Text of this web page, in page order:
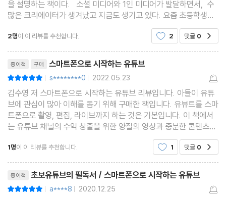
02 키네마스터(KineMaster)로 편집하기
04 편집의 순서를 알아보자
05 짧은 영상 편집하기
06 느낌을 살려 화면을 전환하자
07 영상의 색감과 밝기를 조정해보자
08 영상의 속도를 바꿔보자
09 눈에 띄는 자막 만들기 #폰트 바꾸기 #자막바 #자막효과
10 이미지를 따라다니는 자막 만들기
11 음향을 조절하자 #음향분리 #페이드인 #페이드아웃
12 손쉽게 입히는 내레이션 #음성변조는 덤
13 모자이크 효과, 앱으로도 문제없다
14 게임 방송은 리뷰 방송은 PIP를 활용하자
을 설명하는 책이다. 소셜 미디어와 1인 미디어가 발달하면서, 수
많은 크리에이터가 생겨났고 지금도 생기고 있다. 요즘 초등학생들
큼 1인 미디어에 대한 관심이 높아졌
2명이 이 리뷰를 추천합니다. 2 댓글 0
종이책 구매 스마트폰으로 시작하는 유튜브
| s********0 | 2022.05.23
김수영 저 스마트폰으로 시작하는 유튜브 리뷰입니다. 아들이 유튜
브에 관심이 많아 이해를 돕기 위해 구매한 책입니다. 유뷰트를 스마
트폰으로 촬영, 편집, 라이브까지 하는 것은 기본입니다. 이 책에서
는 유튜브 채널의 수익 창출을 위한 양질의 영상과 충분한 콘텐츠를
만들기 위한 기획과 스토리보드 만드는 법까지 저자의 특급 노하우
를 곳곳에 녹여내어 유튜브를 시작하려는 초
1명이 이 리뷰를 추천합니다. 1 댓글 0
종이책 초보유튜브의 필독서 / 스마트폰으로 시작하는 유튜브
| a****8 | 2020.12.25